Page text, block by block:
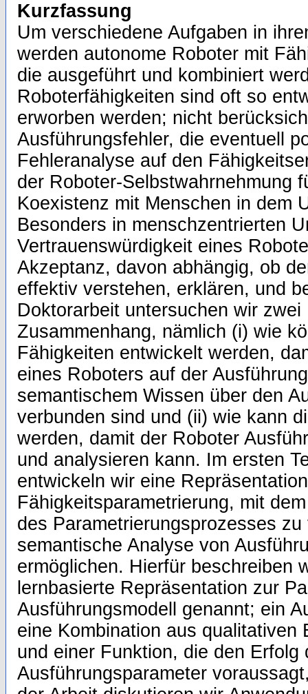
Kurzfassung
Um verschiedene Aufgaben in
werden autonome Roboter mit
die ausgeführt und kombiniert
Roboterfähigkeiten sind oft so
erworben werden; nicht
Ausführungsfehler, die eventuell
Fehleranalyse auf den
der Roboter-Selbstwahrnehmung
Koexistenz mit Menschen in dem
Besonders in menschzentrierten
Vertrauenswürdigkeit eines
Akzeptanz, davon abhängig, ob
effektiv verstehen, erklären, und
Doktorarbeit untersuchen wir
Zusammenhang, nämlich (i) wie
Fähigkeiten entwickelt werden,
eines Roboters auf der
semantischem Wissen über den
verbunden sind und (ii) wie kann
werden, damit der Roboter
und analysieren kann. Im ersten
entwickeln wir eine
Fähigkeitsparametrierung, mit
des Parametrierungsprozesses
semantische Analyse von
ermöglichen. Hierfür beschreiben
lernbasierte Repräsentation zur
Ausführungsmodell genannt; ein
eine Kombination aus qualitativen
und einer Funktion, die den Erfolg
Ausführungsparameter